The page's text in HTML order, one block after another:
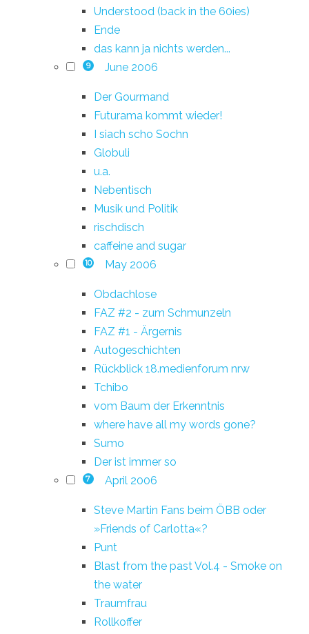
Understood (back in the 60ies)
Ende
das kann ja nichts werden...
9 June 2006
Der Gourmand
Futurama kommt wieder!
I siach scho Sochn
Globuli
u.a.
Nebentisch
Musik und Politik
rischdisch
caffeine and sugar
10 May 2006
Obdachlose
FAZ #2 - zum Schmunzeln
FAZ #1 - Ärgernis
Autogeschichten
Rückblick 18.medienforum nrw
Tchibo
vom Baum der Erkenntnis
where have all my words gone?
Sumo
Der ist immer so
7 April 2006
Steve Martin Fans beim ÖBB oder
»Friends of Carlotta«?
Punt
Blast from the past Vol.4 - Smoke on
the water
Traumfrau
Rollkoffer